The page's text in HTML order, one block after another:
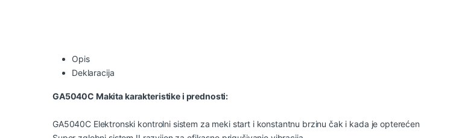
Opis
Deklaracija
GA5040C Makita karakteristike i prednosti:
GA5040C Elektronski kontrolni sistem za meki start i konstantnu brzinu čak i kada je opterećen